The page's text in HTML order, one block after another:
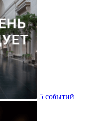
5 событий